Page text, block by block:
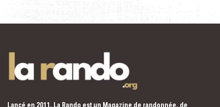
Lancé en 2011, La Rando est un Magazine de randonnée, de